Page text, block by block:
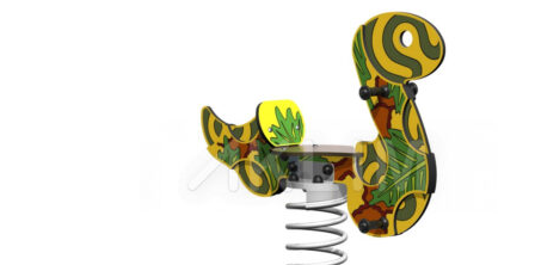
GRAFIC GAMES,JEUX POUR ENFANTS SIMPLE
Finition Ocean
Ajouter au devis